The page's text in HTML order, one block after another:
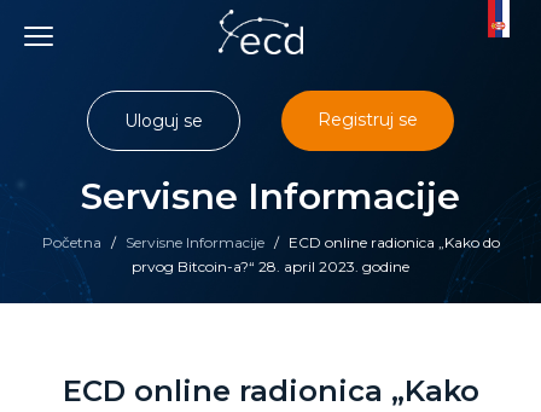
content
Početna / Servisne Informacije /
ECD online radionica „Kako do
prvog Bitcoin-a?“ 28. april 2023. godine
Servisne Informacije
Uloguj se Registruj se
ECD online radionica „Kako